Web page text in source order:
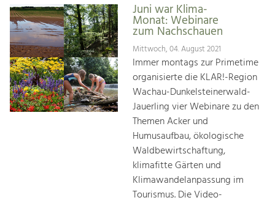
Juni war Klima-
Monat: Webinare
zum Nachschauen
Mittwoch, 04. August 2021
Immer montags zur Primetime
organisierte die KLAR!-Region
Wachau-Dunkelsteinerwald-
Jauerling vier Webinare zu den
Themen Acker und
Humusaufbau, ökologische
Waldbewirtschaftung,
klimafitte Gärten und
Klimawandelanpassung im
Tourismus. Die Video-